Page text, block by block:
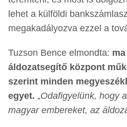
lehet a külföldi
megakadályozva ezzel a
Tuzson Bence elmondta:
áldozatsegítő központ
szerint minden
egyet. „Odafigyelünk, hogy
magyar embereket, az